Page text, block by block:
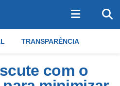
TRANSPARÊNCIA
com o